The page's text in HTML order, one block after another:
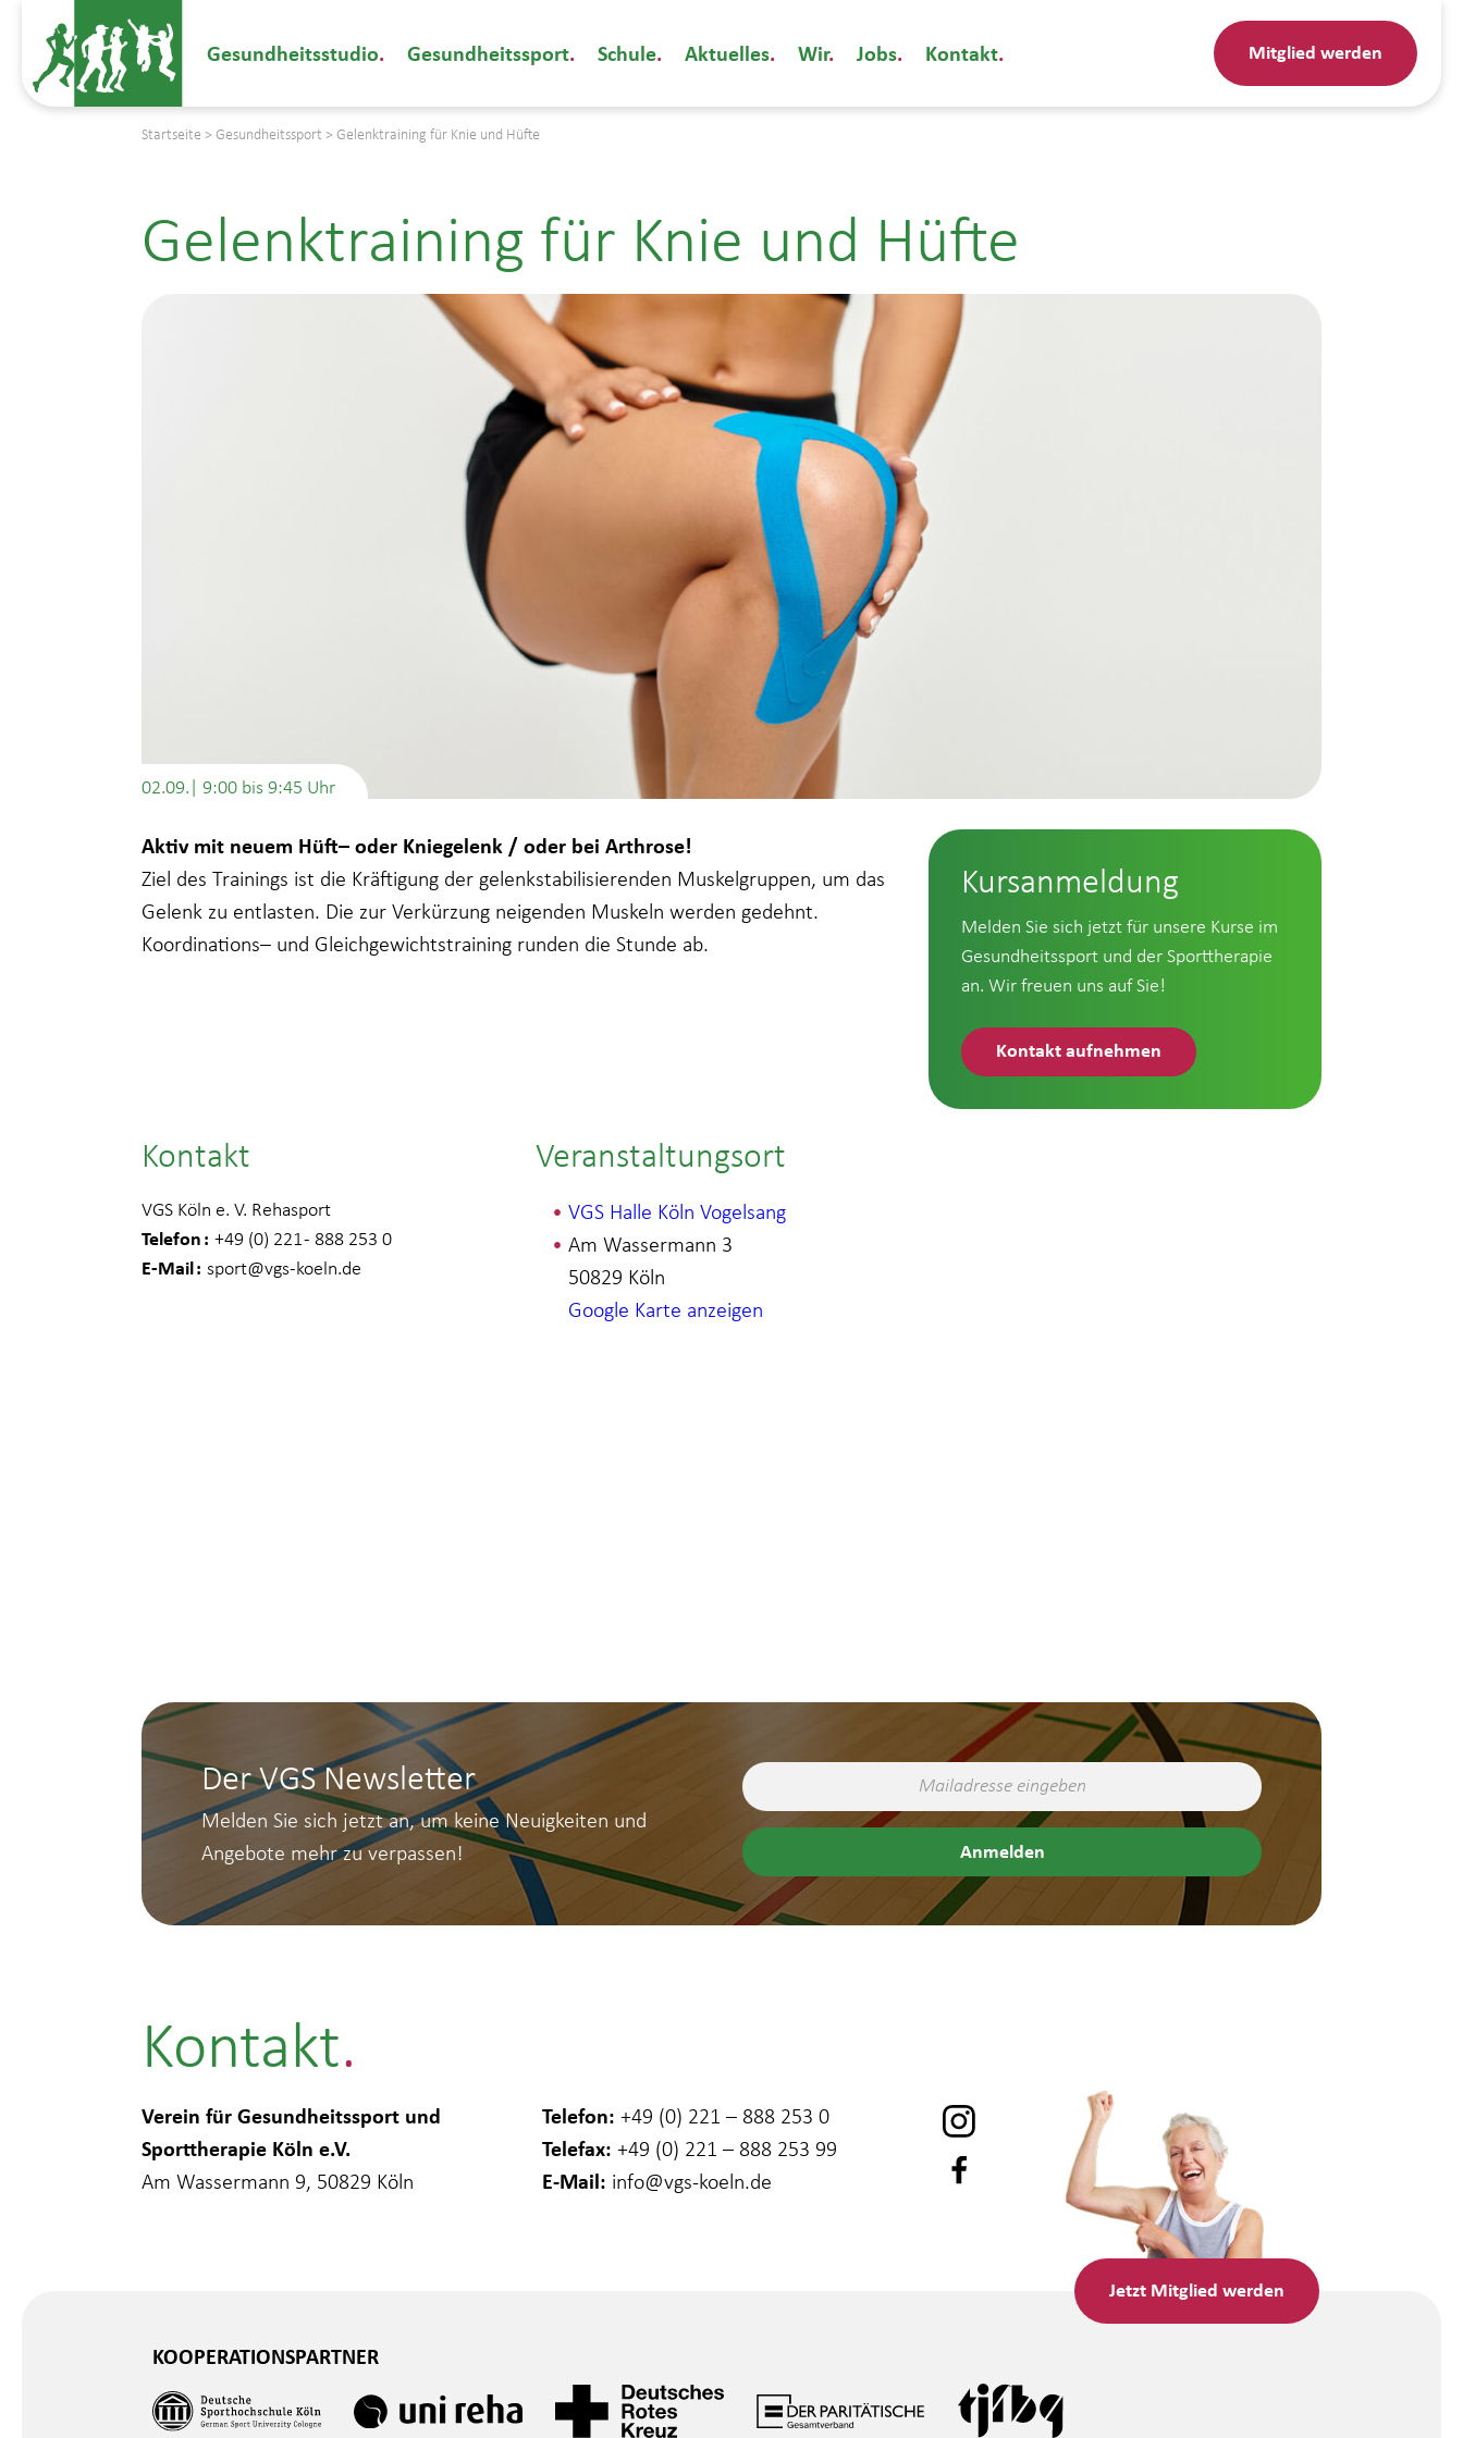
Gesundheitsstudio Gesundheitssport Schule Aktuelles Wir Jobs Kontakt Mitglied werden
Startseite > Gesundheitssport > Gelenktraining für Knie und Hüfte
Gelenktraining für Knie und Hüfte
02.09.| 9:00 bis 9:45
Aktiv mit neuem Hüft– oder Kniegelenk / oder bei Arthrose!
Ziel des Trainings ist die Kräftigung der gelenkstabilisierenden Muskelgruppen, um das
Gelenk zu entlasten. Die zur Verkürzung neigenden Muskeln werden gedehnt.
Koordinations– und Gleichgewichtstraining runden die Stunde ab.
Kursanmeldung
Melden Sie sich jetzt für unsere Kurse im
Gesundheitssport und der Sporttherapie
an. Wir freuen uns auf Sie!
Kontakt aufnehmen
Kontakt
VGS Köln e. V. Rehasport
Telefon +49 (0) 221 - 888 253 0
E-Mail sport@vgs-koeln.de
Veranstaltungsort
VGS Halle Köln Vogelsang
Am Wassermann 3
Köln
50829
Google Karte anzeigen
Der VGS Newsletter
Melden Sie sich jetzt an, um keine Neuigkeiten und
Angebote mehr zu verpassen!
Kontakt
Verein für Gesundheitssport und
Sporttherapie Köln e.V.
Am Wassermann 9, 50829 Köln
Telefon: +49 (0) 221 – 888 253 0
Telefax: +49 (0) 221 – 888 253 99
E-Mail: info@vgs-koeln.de
Jetzt Mitglied werden
KOOPERATIONSPARTNER